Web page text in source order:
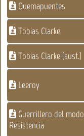
Quemapuentes
Tobias Clarke
Tobias Clarke (sust.)
Leeroy
Guerrillero del modo
Resistencia